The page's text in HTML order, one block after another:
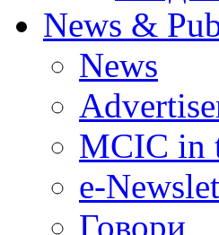
News &
News
MCIC in
e-
Говори